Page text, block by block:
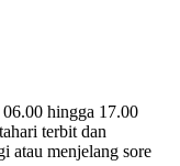
hingga 17.00
terbit dan
atau menjelang sore